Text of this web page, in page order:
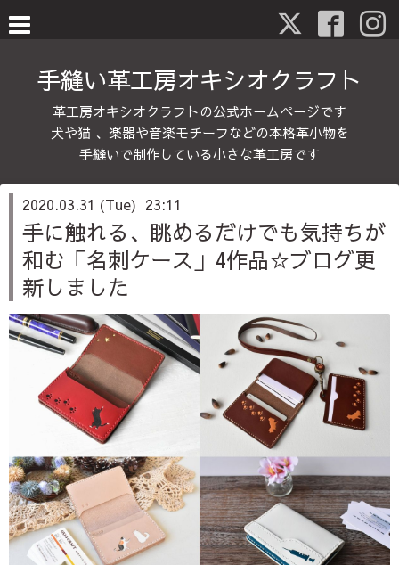
手縫い革工房オキシオクラフト
革工房オキシオクラフトの公式ホームページです
犬や猫 、楽器や音楽モチーフなどの本格革小物を
手縫いで制作している小さな革工房です
2020.03.31 (Tue) 23:11
手に触れる、眺めるだけでも気持ちが
和む「名刺ケース」4作品☆ブログ更
新しました